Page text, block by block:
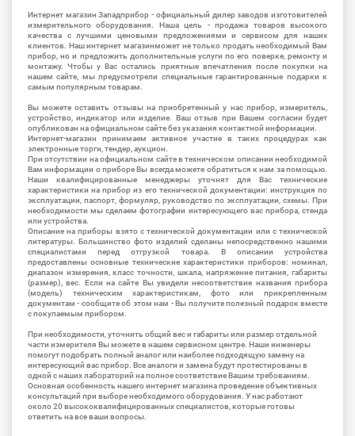
Интернет магазин Западприбор - официальный дилер заводов изготовителей
измерительного оборудования. Наша цель - продажа товаров высокого
качества с лучшими ценовыми предложениями и сервисом для наших
клиентов. Наш интернет магазинможет не только продать необходимый Вам
прибор, но и предложить дополнительные услуги по его поверке, ремонту и
монтажу. Чтобы у Вас остались приятные впечатления после покупки на
нашем сайте, мы предусмотрели специальные гарантированные подарки к
самым популярным товарам.
Вы можете оставить отзывы на приобретенный у нас прибор, измеритель,
устройство, индикатор или изделие. Ваш отзыв при Вашем согласии будет
опубликован на официальном сайте без указания контактной информации.
Интернет-магазин принимаем активное участие в таких процедурах как
электронные торги, тендер, аукцион.
При отсутствии на официальном сайте в техническом описании необходимой
Вам информации о приборе Вы всегда можете обратиться к нам за помощью.
Наши квалифицированные менеджеры уточнят для Вас технические
характеристики на прибор из его технической документации: инструкция по
эксплуатации, паспорт, формуляр, руководство по эксплуатации, схемы. При
необходимости мы сделаем фотографии интересующего вас прибора, стенда
или устройства.
Описание на приборы взято с технической документации или с технической
литературы. Большинство фото изделий сделаны непосредственно нашими
специалистами перед отгрузкой товара. В описании устройства
предоставлены основные технические характеристики приборов: номинал,
диапазон измерения, класс точности, шкала, напряжение питания, габариты
(размер), вес. Если на сайте Вы увидели несоответствие названия прибора
(модель) техническим характеристикам, фото или прикрепленным
документам - сообщите об этом нам - Вы получите полезный подарок вместе
с покупаемым прибором.
При необходимости, уточнить общий вес и габариты или размер отдельной
части измерителя Вы можете в нашем сервисном центре. Наши инженеры
помогут подобрать полный аналог или наиболее подходящую замену на
интересующий вас прибор. Все аналоги и замена будут протестированы в
одной с наших лабораторий на полное соответствие Вашим требованиям.
Основная особенность нашего интернет магазина проведение объективных
консультаций при выборе необходимого оборудования. У нас работают
около 20 высококвалифицированных специалистов, которые готовы
ответить на все ваши вопросы.